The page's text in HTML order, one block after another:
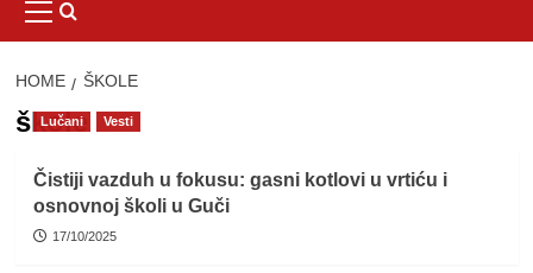
Menu
HOME ŠKOLE
škole
Lučani Vesti
Čistiji vazduh u fokusu: gasni kotlovi u vrtiću i
osnovnoj školi u Guči
17/10/2025